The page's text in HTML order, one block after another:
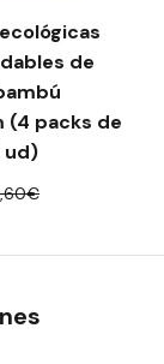
de
(4 packs de
ud)